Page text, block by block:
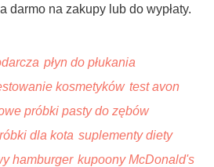
darmo na zakupy lub do wypłaty.
płyn do płukania
kosmetyków test avon
próbki pasty do zębów
dla kota suplementy diety
hamburger kupoony McDonald's